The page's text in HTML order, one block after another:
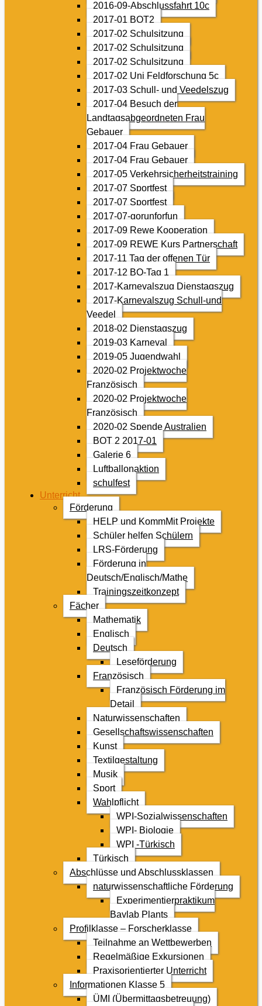
2016-09-Abschlussfahrt 10c
2017-01 BOT2
2017-02 Schulsitzung
2017-02 Schulsitzung
2017-02 Schulsitzung
2017-02 Uni Feldforschung 5c
2017-03 Schull- und Veedelszug
2017-04 Besuch der
Landtagsabgeordneten Frau
Gebauer
2017-04 Frau Gebauer
2017-04 Frau Gebauer
2017-05 Verkehrsicherheitstraining
2017-07 Sportfest
2017-07 Sportfest
2017-07-gorunforfun
2017-09 Rewe Kooperation
2017-09 REWE Kurs Partnerschaft
2017-11 Tag der offenen Tür
2017-12 BO-Tag 1
2017-Karnevalszug Dienstagszug
2017-Karnevalszug Schull-und
Veedel
2018-02 Dienstagszug
2019-03 Karneval
2019-05 Jugendwahl
2020-02 Projektwoche
Französisch
2020-02 Projektwoche
Französisch
2020-02 Spende Australien
BOT 2 2017-01
Galerie 6
Luftballonaktion
schulfest
Unterricht
Förderung
HELP und KommMit Projekte
Schüler helfen Schülern
LRS-Förderung
Förderung in
Deutsch/Englisch/Mathe
Trainingszeitkonzept
Fächer
Mathematik
Englisch
Deutsch
Leseförderung
Französisch
Französisch Förderung im
Detail
Naturwissenschaften
Gesellschaftswissenschaften
Kunst
Textilgestaltung
Musik
Sport
Wahlpflicht
WPI-Sozialwissenschaften
WPI- Biologie
WPI -Türkisch
Türkisch
Abschlüsse und Abschlussklassen
naturwissenschaftliche Förderung
Experimentierpraktikum
Baylab Plants
Profilklasse – Forscherklasse
Teilnahme an Wettbewerben
Regelmäßige Exkursionen
Praxisorientierter Unterricht
Informationen Klasse 5
ÜMI (Übermittagsbetreuung)